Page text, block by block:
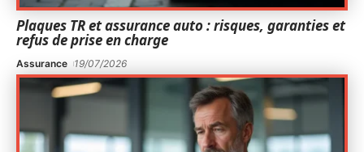
Plaques TR et assurance auto : risques, garanties et
refus de prise en charge
Assurance 19/07/2026